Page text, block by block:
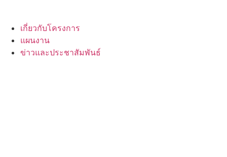
เกี่ยวกับโครงการ
แผนงาน
ข่าวและประชาสัมพันธ์